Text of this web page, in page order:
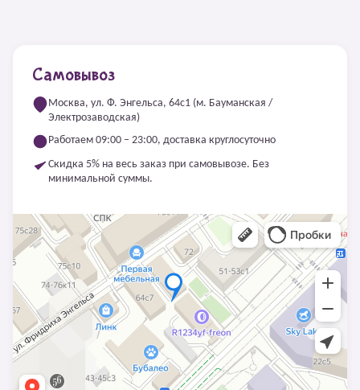
Самовывоз
Москва, ул. Ф. Энгельса, 64с1 (м. Бауманская /
Электрозаводская)
Работаем 09:00 – 23:00, доставка круглосуточно
Скидка 5% на весь заказ при самовывозе. Без
минимальной суммы.